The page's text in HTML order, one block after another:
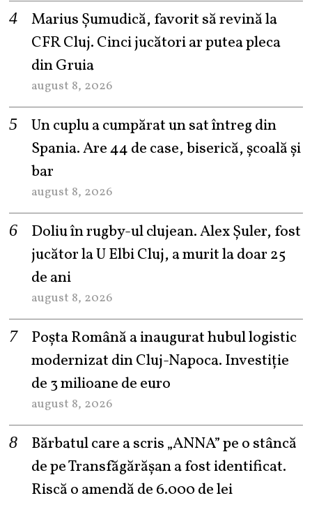
Marius Șumudică, favorit să revină la
CFR Cluj. Cinci jucători ar putea pleca
din Gruia
august 8, 2026
Un cuplu a cumpărat un sat întreg din
Spania. Are 44 de case, biserică, școală și
bar
august 8, 2026
Doliu în rugby-ul clujean. Alex Șuler, fost
jucător la U Elbi Cluj, a murit la doar 25
de ani
august 8, 2026
Poșta Română a inaugurat hubul logistic
modernizat din Cluj-Napoca. Investiție
de 3 milioane de euro
august 8, 2026
Bărbatul care a scris „ANNA” pe o stâncă
de pe Transfăgărășan a fost identificat.
Riscă o amendă de 6.000 de lei